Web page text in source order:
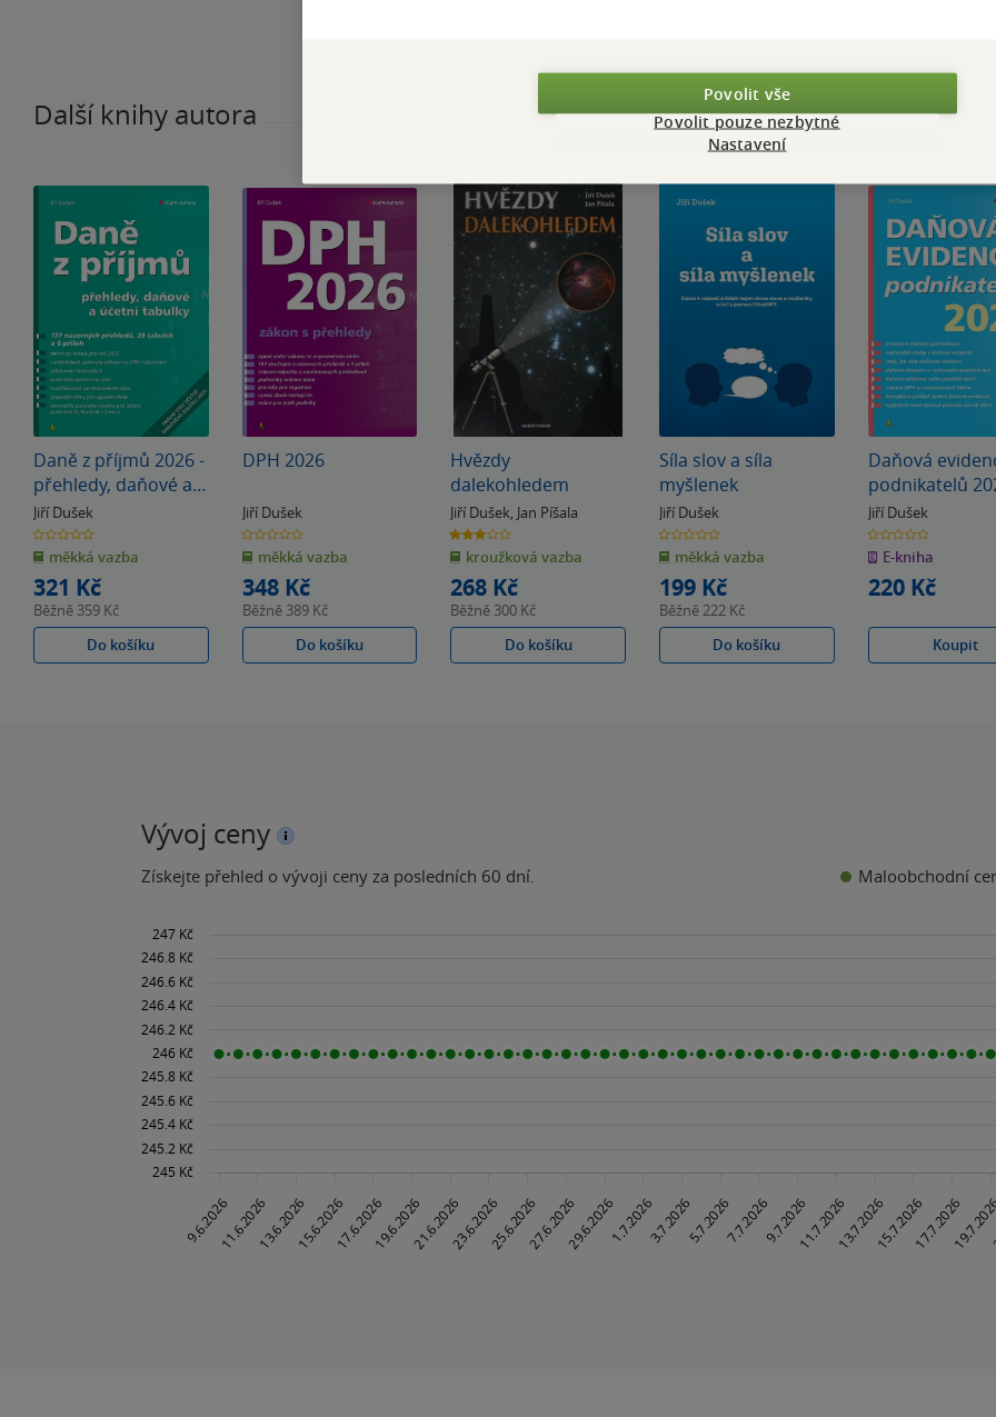
Další knihy autora
Daně z příjmů 2026 -
přehledy, daňové a
účetní tabulky
Jiří Dušek
0.0
z
5
hvězdiček
měkká vazba
321 Kč
Běžně 359 Kč
Do košíku
DPH 2026
Jiří Dušek
0.0
z
5
hvězdiček
měkká vazba
348 Kč
Běžně 389 Kč
Do košíku
Hvězdy
dalekohledem
Jiří Dušek, Jan Píšala
3.0
z
5
hvězdiček
kroužková vazba
268 Kč
Běžně 300 Kč
Do košíku
Síla slov a síla
myšlenek
Jiří Dušek
0.0
z
5
hvězdiček
měkká vazba
199 Kč
Běžně222 Kč
Do košíku
Daňová
podnikatelů
Jiří Dušek
0.0
z
5
hvězdiček
E-kniha
220 Kč
Koupit
Vývoj ceny
Získejte přehled o vývoji ceny za posledních 60 dní. Maloobchodní
Povolit vše
Povolit pouze nezbytné
Nastavení